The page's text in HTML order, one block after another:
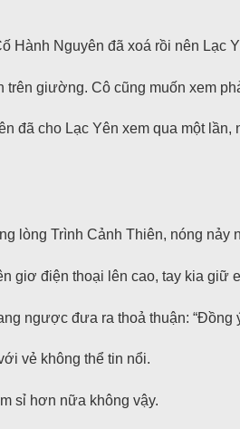
Hành Nguyên đã xoá rồi nên Lạc
trên giường. Cô cũng muốn xem
đã cho Lạc Yên xem qua một
lòng Trình Cảnh Thiên, nóng nảy
giơ điện thoại lên cao, tay kia giữ
ngược đưa ra thoả thuận: “Đồng
vẻ không thể tin nổi.
sỉ hơn nữa không vậy.